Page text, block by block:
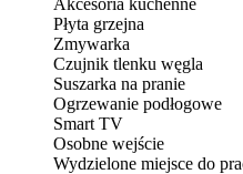
Płyta grzejna
Zmywarka
Czujnik tlenku węgla
Suszarka na pranie
Ogrzewanie podłogowe
Smart TV
Osobne wejście
Wydzielone miejsce do